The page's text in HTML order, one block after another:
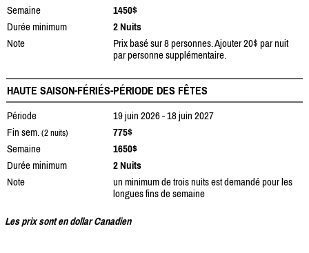
Semaine
1450$
Durée minimum
2 Nuits
Note
Prix basé sur 8 personnes. Ajouter 20$ par nuit
par personne supplémentaire.
HAUTE SAISON-FÉRIÉS-PÉRIODE DES FÊTES
Période
19 juin 2026 - 18 juin 2027
Fin sem. (2 nuits)
775$
Semaine
1650$
Durée minimum
2 Nuits
Note
un minimum de trois nuits est demandé pour les
longues fins de semaine
Les prix sont en dollar Canadien